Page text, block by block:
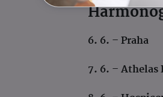
6. 6. – Praha
7. 6. – Athelas